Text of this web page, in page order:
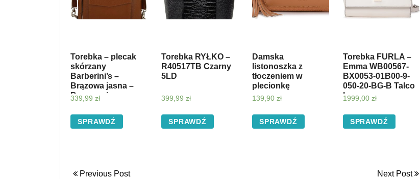
Torebka – plecak
skórzany
Barberini’s –
Brązowa jasna –
Brązowy jasny
339,99 zł
SPRAWDŹ
Torebka RYŁKO –
R40517TB Czarny
5LD
399,99 zł
SPRAWDŹ
Damska
listonoszka z
tłoczeniem w
plecionkę
139,90 zł
SPRAWDŹ
Torebka FURLA –
Emma WB00567-
BX0053-01B00-9-
050-20-BG-B Talco
h
1999,00 zł
SPRAWDŹ
Previous Post Next Post